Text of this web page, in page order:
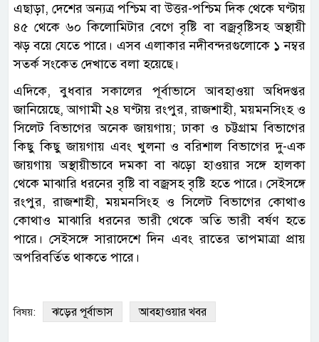
এছাড়া, দেশের অন্যত্র পশ্চিম বা উত্তর-পশ্চিম দিক থেকে ঘণ্টায়
৪৫ থেকে ৬০ কিলোমিটার বেগে বৃষ্টি বা বজ্রবৃষ্টিসহ অস্থায়ী
ঝড় বয়ে যেতে পারে। এসব এলাকার নদীবন্দরগুলোকে ১ নম্বর
সতর্ক সংকেত দেখাতে বলা হয়েছে।
এদিকে, বুধবার সকালের পূর্বাভাসে আবহাওয়া অধিদপ্তর
জানিয়েছে, আগামী ২৪ ঘণ্টায় রংপুর, রাজশাহী, ময়মনসিংহ ও
সিলেট বিভাগের অনেক জায়গায়; ঢাকা ও চট্টগ্রাম বিভাগের
কিছু কিছু জায়গায় এবং খুলনা ও বরিশাল বিভাগের দু-এক
জায়গায় অস্থায়ীভাবে দমকা বা ঝড়ো হাওয়ার সঙ্গে হালকা
থেকে মাঝারি ধরনের বৃষ্টি বা বজ্রসহ বৃষ্টি হতে পারে। সেইসঙ্গে
রংপুর, রাজশাহী, ময়মনসিংহ ও সিলেট বিভাগের কোথাও
কোথাও মাঝারি ধরনের ভারী থেকে অতি ভারী বর্ষণ হতে
পারে। সেইসঙ্গে সারাদেশে দিন এবং রাতের তাপমাত্রা প্রায়
অপরিবর্তিত থাকতে পারে।
বিষয়: ঝড়ের পূর্বাভাস আবহাওয়ার খবর